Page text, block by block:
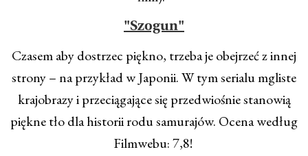
"Szogun"
Czasem aby dostrzec piękno, trzeba je obejrzeć z innej
strony – na przykład w Japonii. W tym serialu mgliste
krajobrazy i przeciągające się przedwiośnie stanowią
piękne tło dla historii rodu samurajów. Ocena według
Filmwebu: 7,8!